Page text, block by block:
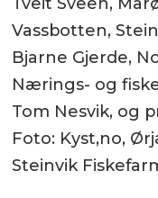
Vassbotten,
Bjarne Gjerde,
Nærings- og
Tom Nesvik, og
Foto: Kyst,no,
Steinvik